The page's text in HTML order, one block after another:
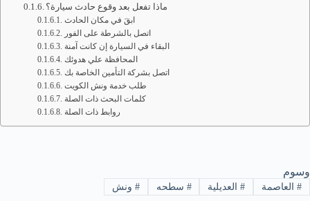
ماذا تفعل بعد وقوع حادث سيارة؟
ابقَ في مكان الحادث
اتصل بالشرطة على الفور
البقاء في السيارة إن كانت آمنة
المحافظة علي هدوئك
اتصل بشركة التأمين الخاصة بك
طلب خدمة ونش الكويت
كلمات البحث ذات الصلة
روابط ذات الصلة
وسوم
#العاصمة #العديلية # سطحه # ونش